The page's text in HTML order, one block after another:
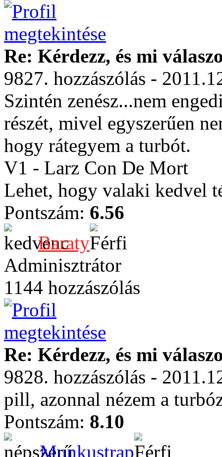
Re: Kérdezz, és mi
9827. hozzászólás -
Szintén zenész...nem
részét, mivel egyszerűen
hogy rátegyem a turbót.
V1 - Larz Con De Mort
Lehet, hogy valaki kedvel
Pontszám: 6.56
Baraty
Adminisztrátor
1144 hozzászólás
Re: Kérdezz, és mi
9828. hozzászólás -
pill, azonnal nézem a
Pontszám: 8.10
Munkustrap